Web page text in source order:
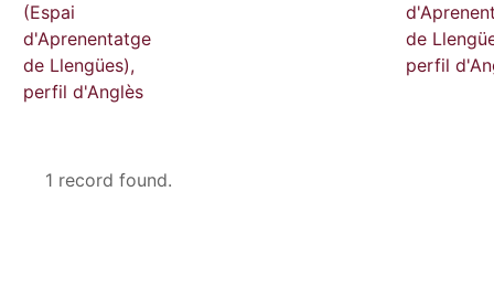
(Espai
d'Aprenentatge
de Llengües),
perfil d'Anglès
de
perfil
1 record found.